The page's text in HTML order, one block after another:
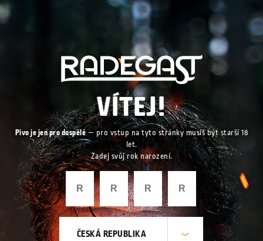
VÍTEJ!
Pivo je jen pro dospělé— pro vstup na tyto stránky musíš být starší 18
let.
Zadej svůj rok narození.
ČESKÁ REPUBLIKA